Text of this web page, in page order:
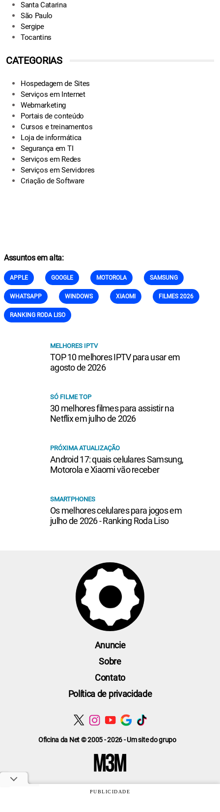
Santa Catarina
São Paulo
Sergipe
Tocantins
CATEGORIAS
Hospedagem de Sites
Serviços em Internet
Webmarketing
Portais de conteúdo
Cursos e treinamentos
Loja de informática
Segurança em TI
Serviços em Redes
Serviços em Servidores
Criação de Software
Assuntos em alta:
APPLE GOOGLE MOTOROLA SAMSUNG
WHATSAPP WINDOWS XIAOMI FILMES 2026
RANKING RODA LISO
MELHORES IPTV
TOP 10 melhores IPTV para usar em
agosto de 2026
SÓ FILME TOP
30 melhores filmes para assistir na
Netflix em julho de 2026
PRÓXIMA ATUALIZAÇÃO
Android 17: quais celulares Samsung,
Motorola e Xiaomi vão receber
SMARTPHONES
Os melhores celulares para jogos em
julho de 2026 - Ranking Roda Liso
Oficina da Net © 2005 - 2026 - Um site do grupo
Anuncie
Sobre
Contato
Política de privacidade
PUBLICIDADE